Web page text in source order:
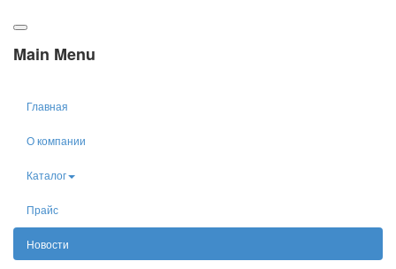
Main Menu
Главная
О компании
Каталог
Прайс
Новости